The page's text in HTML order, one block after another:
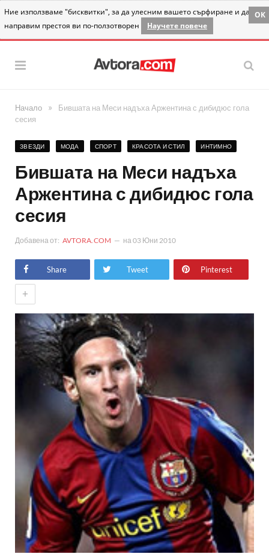
Ние използваме "бисквитки", за да улесним вашето сърфиране и да
направим престоя ви по-ползотворен
Научете повече
OK
Начало »
Бившата на Меси надъха Аржентина с дибидюс гола
сесия
ЗВЕЗДИ МОДА СПОРТ КРАСОТА И СТИЛ ИНТИМНО
Бившата на Меси надъха
Аржентина с дибидюс гола
сесия
Добавена от: AVTORA.COM на03 Юни 2010
Share Tweet Pinterest
+